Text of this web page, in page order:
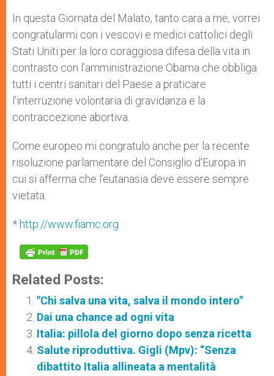
In questa Giornata del Malato, tanto cara a me, vorrei
congratularmi con i vescovi e medici cattolici degli
Stati Uniti per la loro coraggiosa difesa della vita in
contrasto con l’amministrazione Obama che obbliga
tutti i centri sanitari del Paese a praticare
l’interruzione volontaria di gravidanza e la
contraccezione abortiva.
Come europeo mi congratulo anche per la recente
risoluzione parlamentare del Consiglio d’Europa in
cui si afferma che l’eutanasia deve essere sempre
vietata.
* http://www.fiamc.org
Related Posts:
"Chi salva una vita, salva il mondo intero"
Dai una chance ad ogni vita
Italia: pillola del giorno dopo senza ricetta
Salute riproduttiva. Gigli (Mpv): “Senza
dibattito Italia allineata a mentalità